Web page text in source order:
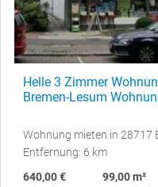
Helle 3 Zimmer
Bremen-Lesum
Wohnung mieten in 28717
Entfernung: 6 km
640,00 €
99,00 m²